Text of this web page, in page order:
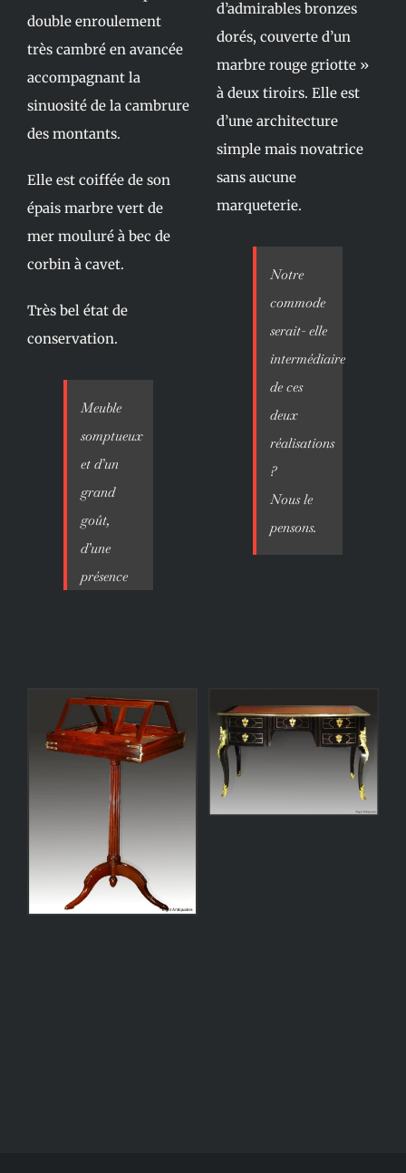
double enroulement
très cambré en avancée
accompagnant la
sinuosité de la cambrure
des montants.
Elle est coiffée de son
épais marbre vert de
mer mouluré à bec de
corbin à cavet.
Très bel état de
conservation.
Meuble
somptueux
et d’un
grand
goût,
d’une
présence
d’admirables bronzes
dorés, couverte d’un
marbre rouge griotte »
à deux tiroirs. Elle est
d’une architecture
simple mais novatrice
sans aucune
marqueterie.
Notre
commode
serait- elle
intermédiaire
de ces
deux
réalisations
?
Nous le
pensons.